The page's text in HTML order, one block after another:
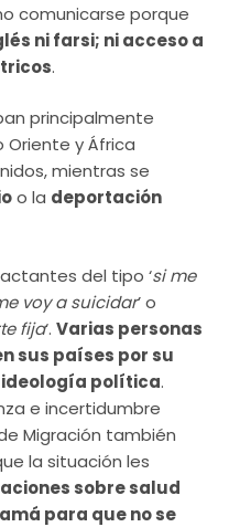
comunicarse porque
ni farsi; ni acceso a
.
principalmente
Oriente y África
mientras se
o la deportación
del tipo ‘si me
voy a suicidar’ o
fija‘. Varias personas
sus países por su
ideología política.
e incertidumbre
Migración también
la situación les
sobre salud
para que no se